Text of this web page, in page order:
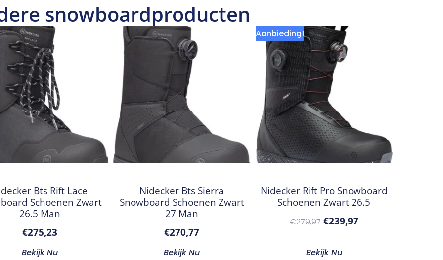
snowboardproducten
Bts Rift Lace
Schoenen Zwart
26.5 Man
€275,23
Bekijk Nu
Nidecker Bts Sierra
Snowboard Schoenen Zwart
27 Man
€270,77
Bekijk Nu
Aanbieding!
Nidecker Rift Pro Snowboard
Schoenen Zwart 26.5
€279,97 €239,97
Bekijk Nu